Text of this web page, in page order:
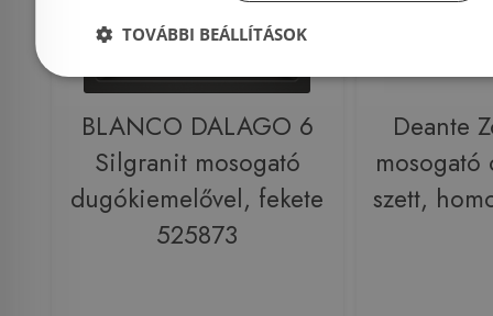
BLANCO DALAGO 6
Silgranit mosogató
dugókiemelővel, fekete
525873
Deante
szett,
TOVÁBBI BEÁLLÍTÁSOK